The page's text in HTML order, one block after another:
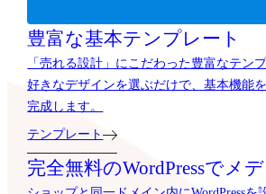
豊富な基本テンプレート
「売れる設計」にこだわった豊富なテン
好きなデザインを選ぶだけで、基本機能
完成します。
テンプレート
完全無料のWordPressでメ